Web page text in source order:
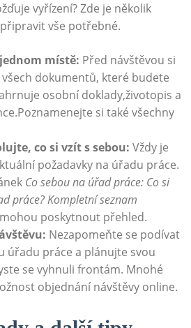
​vyřízení? ‍Zde je několik
vše⁢ potřebné.
místě: ⁣Před‍ návštěvou ⁢si
dokumentů, které budete
osobní doklady,životopis ​a
si také všechny
co si⁣ vzít s sebou: Vždy je‌
požadavky ⁣na úřadu ‌práce.
Co sebou na úřad práce: Co si
práce? Kompletní seznam
poskytnout přehled.
Nezapomeňte se ⁤podívat
úřadu⁢ práce a plánujte svou
se vyhnuli frontám. Mnohé
objednání návštěvy online.